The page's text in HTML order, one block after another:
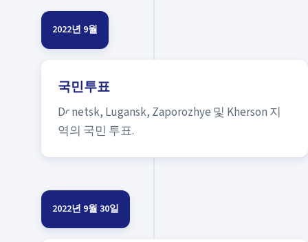
2022년 9월
국민투표
Donetsk, Lugansk, Zaporozhye 및 Kherson 지
역의 국민 투표.
2022년 9월 30일